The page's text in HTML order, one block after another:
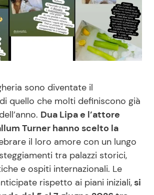
Cucina e Ricette
Consigli di Cucina
Dolci
Le Ricette in TV
Primi Piatti
Ricette Facili e Veloci
sono diventate il
quello che molti definiscono già
Dua Lipa e l’attore
Turner hanno scelto la
il loro amore con un lungo
tra palazzi storici,
e ospiti internazionali. Le
rispetto ai piani iniziali,si